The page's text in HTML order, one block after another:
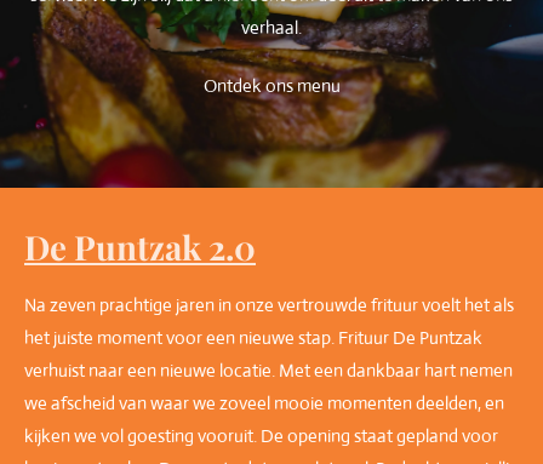
verhaal.
Ontdek ons menu
De Puntzak 2.0
Na zeven prachtige jaren in onze vertrouwde frituur voelt het als
het juiste moment voor een nieuwe stap. Frituur De Puntzak
verhuist naar een nieuwe locatie. Met een dankbaar hart nemen
we afscheid van waar we zoveel mooie momenten deelden, en
kijken we vol goesting vooruit. De opening staat gepland voor